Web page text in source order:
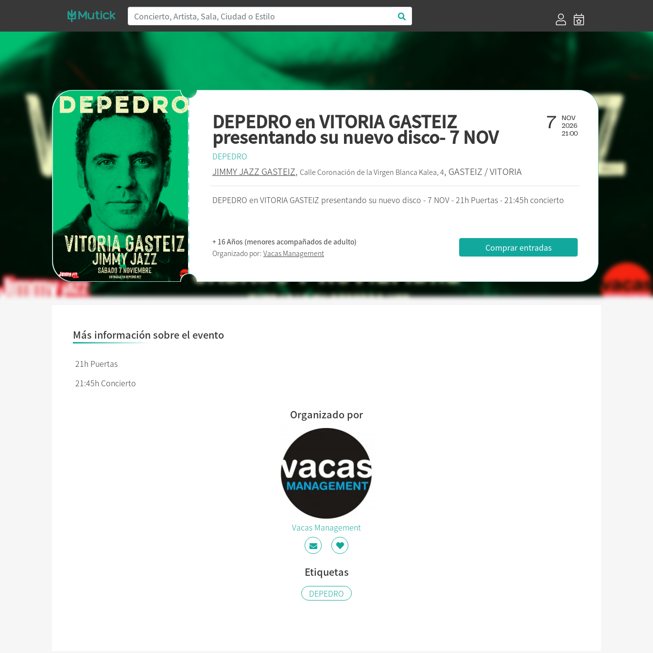
DEPEDRO en VITORIA GASTEIZ
presentando su nuevo disco- 7 NOV
7 NOV
2026
21:00
DEPEDRO
JIMMY JAZZ GASTEIZ, Calle Coronación de la Virgen Blanca Kalea, 4, GASTEIZ / VITORIA
DEPEDRO en VITORIA GASTEIZ presentando su nuevo disco - 7 NOV - 21h Puertas - 21:45h concierto
+ 16 Años (menores acompañados de adulto)
Organizado por: Vacas Management Comprar entradas
Más información sobre el evento
21h Puertas
21:45h Concierto
Organizado por
Vacas Management
Etiquetas
DEPEDRO